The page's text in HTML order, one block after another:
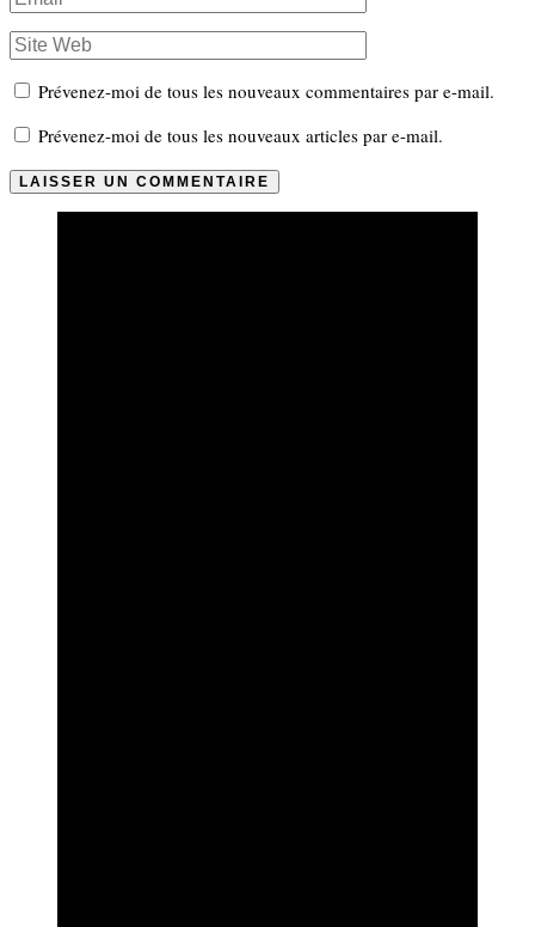
Prévenez-moi de tous les nouveaux commentaires par e-mail.
Prévenez-moi de tous les nouveaux articles par e-mail.